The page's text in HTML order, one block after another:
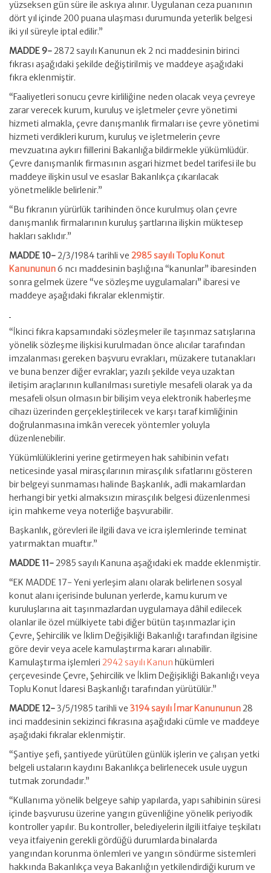
yüzseksen gün süre ile askıya alınır. Uygulanan ceza puanının
dört yıl içinde 200 puana ulaşması durumunda yeterlik belgesi
iki yıl süreyle iptal edilir.”
MADDE 9- 2872 sayılı Kanunun ek 2 nci maddesinin birinci
fıkrası aşağıdaki şekilde değiştirilmiş ve maddeye aşağıdaki
fıkra eklenmiştir.
“Faaliyetleri sonucu çevre kirliliğine neden olacak veya çevreye
zarar verecek kurum, kuruluş ve işletmeler çevre yönetimi
hizmeti almakla, çevre danışmanlık firmaları ise çevre yönetimi
hizmeti verdikleri kurum, kuruluş ve işletmelerin çevre
mevzuatına aykırı fiillerini Bakanlığa bildirmekle yükümlüdür.
Çevre danışmanlık firmasının asgari hizmet bedel tarifesi ile bu
maddeye ilişkin usul ve esaslar Bakanlıkça çıkarılacak
yönetmelikle belirlenir.”
“Bu fıkranın yürürlük tarihinden önce kurulmuş olan çevre
danışmanlık firmalarının kuruluş şartlarına ilişkin müktesep
hakları saklıdır.”
MADDE 10- 2/3/1984 tarihli ve 2985 sayılı Toplu Konut
Kanununun6 ncı maddesinin başlığına “kanunlar” ibaresinden
sonra gelmek üzere “ve sözleşme uygulamaları” ibaresi ve
maddeye aşağıdaki fıkralar eklenmiştir.
“İkinci fıkra kapsamındaki sözleşmeler ile taşınmaz satışlarına
yönelik sözleşme ilişkisi kurulmadan önce alıcılar tarafından
imzalanması gereken başvuru evrakları, müzakere tutanakları
ve buna benzer diğer evraklar; yazılı şekilde veya uzaktan
iletişim araçlarının kullanılması suretiyle mesafeli olarak ya da
mesafeli olsun olmasın bir bilişim veya elektronik haberleşme
cihazı üzerinden gerçekleştirilecek ve karşı taraf kimliğinin
doğrulanmasına imkân verecek yöntemler yoluyla
düzenlenebilir.
Yükümlülüklerini yerine getirmeyen hak sahibinin vefatı
neticesinde yasal mirasçılarının mirasçılık sıfatlarını gösteren
bir belgeyi sunmaması halinde Başkanlık, adli makamlardan
herhangi bir yetki almaksızın mirasçılık belgesi düzenlenmesi
için mahkeme veya noterliğe başvurabilir.
Başkanlık, görevleri ile ilgili dava ve icra işlemlerinde teminat
yatırmaktan muaftır.”
MADDE 11- 2985 sayılı Kanuna aşağıdaki ek madde eklenmiştir.
“EK MADDE 17- Yeni yerleşim alanı olarak belirlenen sosyal
konut alanı içerisinde bulunan yerlerde, kamu kurum ve
kuruluşlarına ait taşınmazlardan uygulamaya dâhil edilecek
olanlar ile özel mülkiyete tabi diğer bütün taşınmazlar için
Çevre, Şehircilik ve İklim Değişikliği Bakanlığı tarafından ilgisine
göre devir veya acele kamulaştırma kararı alınabilir.
Kamulaştırma işlemleri 2942 sayılı Kanun hükümleri
çerçevesinde Çevre, Şehircilik ve İklim Değişikliği Bakanlığı veya
Toplu Konut İdaresi Başkanlığı tarafından yürütülür.”
MADDE 12-3/5/1985 tarihli ve 3194 sayılı İmar Kanununun 28
inci maddesinin sekizinci fıkrasına aşağıdaki cümle ve maddeye
aşağıdaki fıkralar eklenmiştir.
“Şantiye şefi, şantiyede yürütülen günlük işlerin ve çalışan yetki
belgeli ustaların kaydını Bakanlıkça belirlenecek usule uygun
tutmak zorundadır.”
“Kullanıma yönelik belgeye sahip yapılarda, yapı sahibinin süresi
içinde başvurusu üzerine yangın güvenliğine yönelik periyodik
kontroller yapılır. Bu kontroller, belediyelerin ilgili itfaiye teşkilatı
veya itfaiyenin gerekli gördüğü durumlarda binalarda
yangından korunma önlemleri ve yangın söndürme sistemleri
hakkında Bakanlıkça veya Bakanlığın yetkilendirdiği kurum ve